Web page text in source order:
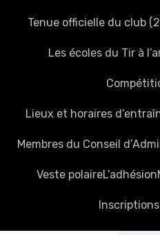
Tenue officielle du club
Les écoles du Tir à
Lieux et horaires
Membres du Conseil
Veste polaireL’adhésion